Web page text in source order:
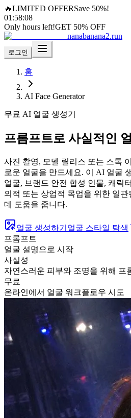
🔥LIMITED OFFERSave 50%!
01 :58:06
Only hours left!GET 50% OFF
nanabanana2.run
로그인
홈
AI Face Generator
무료 AI 얼굴 생성기
프롬프트로 사실적인
사진 촬영, 모델 릴리스 또는 스톡
로운 얼굴을 만드세요. 이 AI 얼굴
얼굴, 브랜드 안전 합성 인물, 캐릭
의적 또는 상업적 목업을 위한 일
데 도움을 줍니다.
얼굴 생성하기 얼굴 스타일 탐색
프롬프트
얼굴 설명으로 시작
사실성
자연스러운 피부와 조명을 위해 프
무료
온라인에서 얼굴 워크플로우 시도